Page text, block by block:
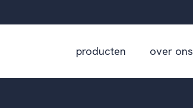
producten over ons